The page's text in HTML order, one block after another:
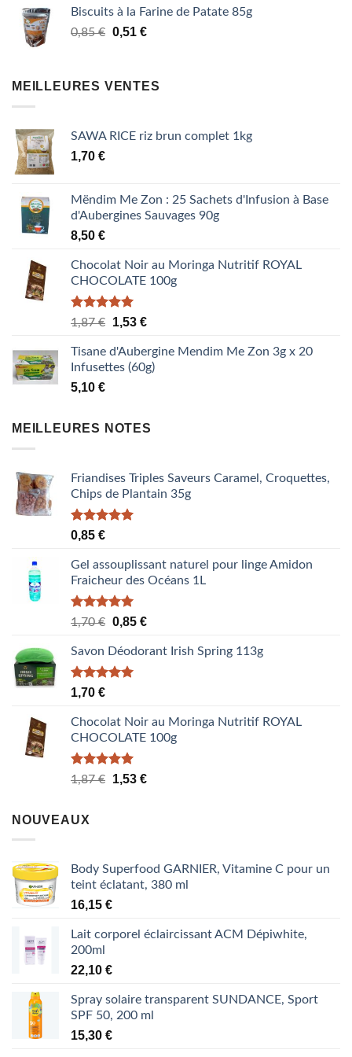
était :
0,85 €.
est :
0,51 €.
Biscuits à la Farine de Patate 85g
0,85€ Le
était :
0,51 €Le
est :
MEILLEURES VENTES
SAWA RICE riz brun complet 1kg
1,70 €
Mëndim Me Zon : 25 Sachets d'Infusion à Base
d'Aubergines Sauvages 90g
8,50 €
Chocolat Noir au Moringa Nutritif ROYAL
CHOCOLATE 100g
Note5.00
1,87€
Le
initial
était :
1,53 €Le
actuel
est :
Tisane d'Aubergine Mendim Me Zon 3g x 20
Infusettes (60g)
5,10 €
MEILLEURES NOTES
Friandises Triples Saveurs Caramel, Croquettes,
Chips de Plantain 35g
Note5.00
sur 5
0,85 €
Gel assouplissant naturel pour linge Amidon
Fraicheur des Océans 1L
Note5.00
sur 5
1,70€ Le
initial
était :
0,85 €Le
actuel
Savon Déodorant Irish Spring 113g
Note5.00
sur 5
1,70 €
Chocolat Noir au Moringa Nutritif ROYAL
CHOCOLATE 100g
Note5.00
sur 5
1,87€
Le
1,53 €Le
NOUVEAUX
Body Superfood GARNIER, Vitamine C pour un
teint éclatant, 380 ml
16,15 €
Lait corporel éclaircissant ACM Dépiwhite,
200ml
22,10 €
Spray solaire transparent SUNDANCE, Sport
SPF 50, 200 ml
15,30 €